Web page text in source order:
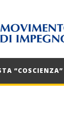
“COSCIENZA”